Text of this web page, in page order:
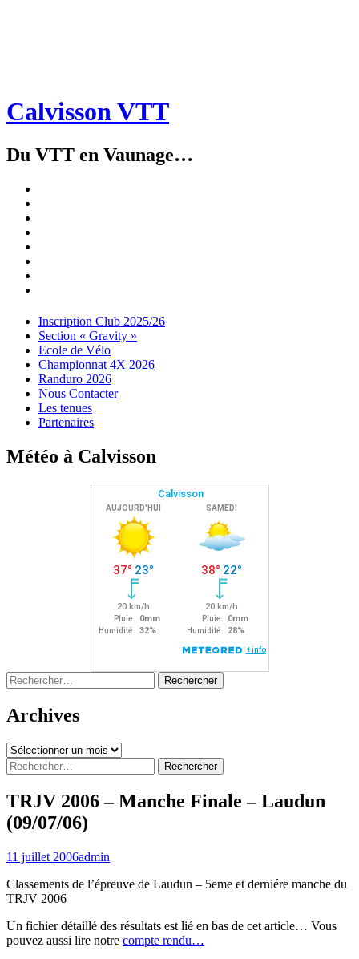
Calvisson VTT
Du VTT en Vaunage…
Menu
Widgets
Recherche
Aller
contenu
Inscription Club 2025/26
Section « Gravity »
Ecole de Vélo
Championnat 4X 2026
Randuro 2026
Nous Contacter
Les tenues
Partenaires
Météo à Calvisson
Rechercher :
Archives
Archives
Rechercher :
TRJV 2006 – Manche Finale – Laudun
(09/07/06)
11 juillet 2006admin
Classements de l’épreuve de Laudun – 5eme et derniére manche du
TRJV 2006
Un fichier détaillé des résultats est lié en bas de cet article… Vous
pouvez aussi lire notre compte rendu…